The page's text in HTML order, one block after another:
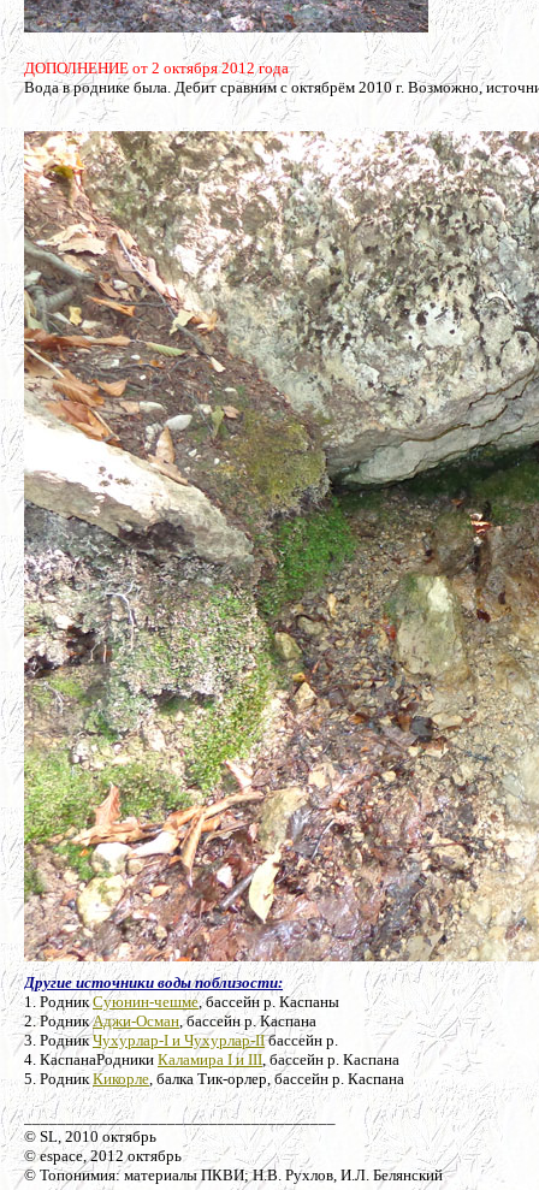
Другие источники воды поблизости:
1. РодникСуюнин-чешме, бассейн р. Каспаны
2. РодникАджи-Осман, бассейн р. Каспана
3. РодникЧухурлар-I и Чухурлар-IIбассейн р.
4. КаспанаРодники Каламира I и III, бассейн р. Каспана
5. РодникКикорле, балка Тик-орлер, бассейн р. Каспана
_____________________________________
© SL, 2010 октябрь
© espace, 2012 октябрь
© Топонимия: материалы ПКВИ; Н.В. Рухлов, И.Л. Белянский
ДОПОЛНЕНИЕ от 2 октября 2012 года
Вода в роднике была. Дебит сравним с октябрём 2010 г. Возможно,